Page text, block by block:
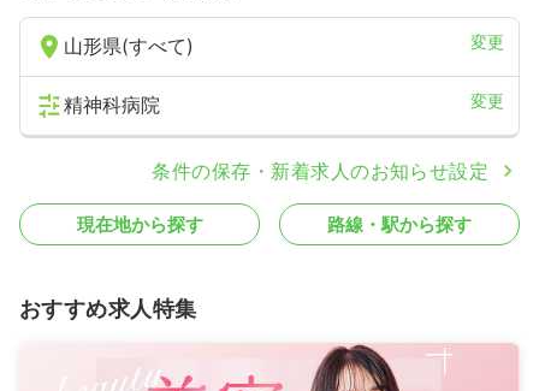
山形県(すべて) 変更
精神科病院 変更
条件の保存・新着求人のお知らせ設定
現在地から探す 路線・駅から探す
おすすめ求人特集